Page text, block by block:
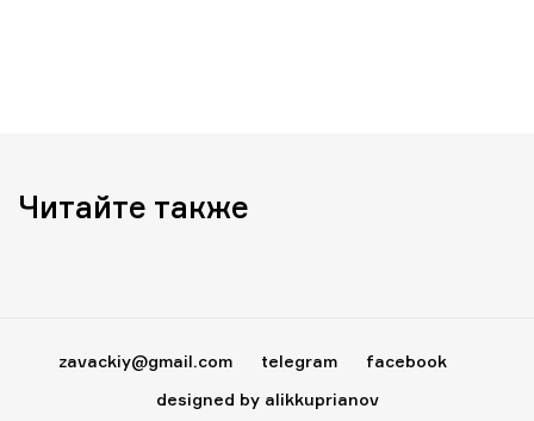
Читайте также
zavackiy@gmail.com telegram
facebook
designed by alikkuprianov